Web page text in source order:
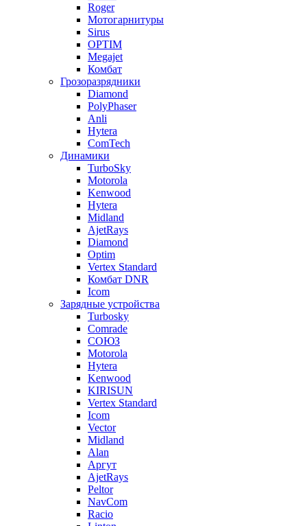
Roger
Мотогарнитуры
Sirus
OPTIM
Megajet
Комбат
Грозоразрядники
Diamond
PolyPhaser
Anli
Hytera
ComTech
Динамики
TurboSky
Motorola
Kenwood
Hytera
Midland
AjetRays
Diamond
Optim
Vertex Standard
Комбат DNR
Icom
Зарядные устройства
Turbosky
Comrade
СОЮЗ
Motorola
Hytera
Kenwood
KIRISUN
Vertex Standard
Icom
Vector
Midland
Alan
Аргут
AjetRays
Peltor
NavCom
Racio